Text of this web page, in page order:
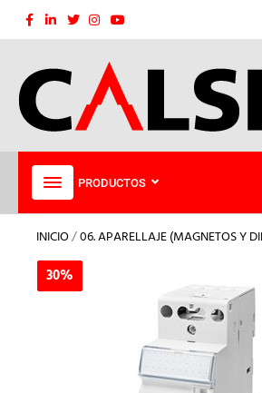
Saltar
PRODUCTOS
INICIO/06. APARELLAJE (MAGNETOS Y
30%
30%